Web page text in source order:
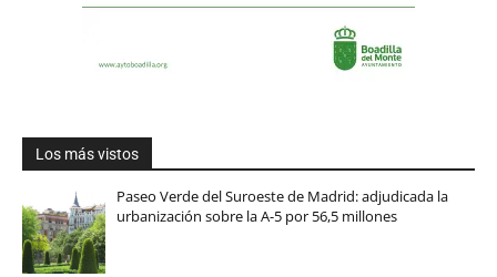
Los más vistos
Paseo Verde del Suroeste de Madrid: adjudicada la
urbanización sobre la A-5 por 56,5 millones